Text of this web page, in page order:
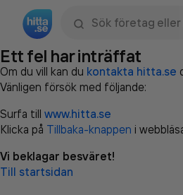
Ett fel har inträffat
Om du vill kan du kontakta hitta.se
Vänligen försök med följande:
Surfa till www.hitta.se
Klicka på Tillbaka-knappen i
Vi beklagar besväret!
Till startsidan